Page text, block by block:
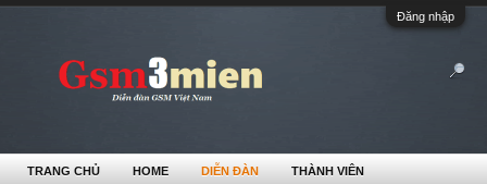
Đăng nhập
TRANG CHỦ HOME DIỄN ĐÀN THÀNH VIÊN